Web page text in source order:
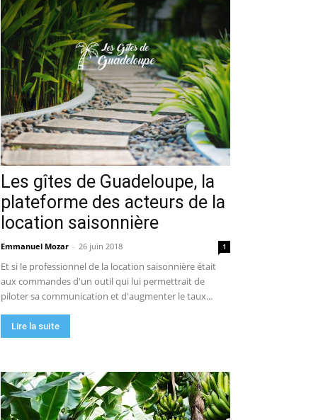
Les gîtes de Guadeloupe, la
plateforme des acteurs de la
location saisonnière
Emmanuel Mozar - 26 juin 2018 1
Et si le professionnel de la location saisonnière était
aux commandes d'un outil qui lui permettrait de
piloter sa communication et d'augmenter le taux...
Lire la suite